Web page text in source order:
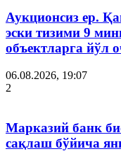
Аукционсиз ер.
эски тизими 9
объектларга йўл
06.08.2026, 19:07
2
Марказий банк
сақлаш бўйича